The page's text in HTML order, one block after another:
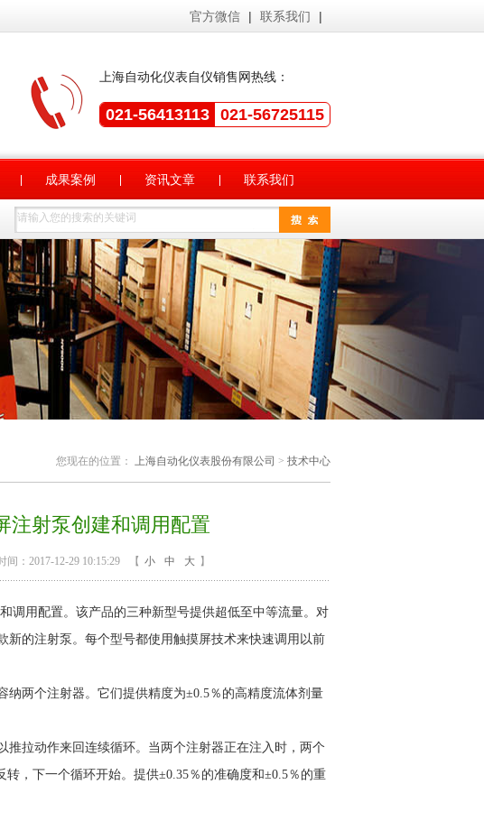
官方微信 | 联系我们 |
上海自动化仪表自仪销售网热线：
021-56413113 021-56725115
成果案例 资讯文章 联系我们
您现在的位置： 上海自动化仪表股份有限公司 > 技术中心
注射泵创建和调用配置
间：2017-12-29 10:15:29 【 小 中 大 】
用配置。该产品的三种新型号提供超低至中等流量。对
新的注射泵。每个型号都使用触摸屏技术来快速调用以前
两个注射器。它们提供精度为±0.5％的高精度流体剂量
拉动作来回连续循环。当两个注射器正在注入时，两个
，下一个循环开始。提供±0.35％的准确度和±0.5％的重